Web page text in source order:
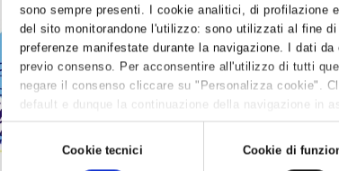
sono sempre presenti. I cookie analitici, di profilazione
del sito monitorandone l'utilizzo: sono utilizzati al fine
preferenze manifestate durante la navigazione. I dati
previo consenso. Per acconsentire all'utilizzo di tutti
negare il consenso cliccare su "Personalizza cookie".
default e dunque la continuazione della navigazione in
per avere maggiori informazioni, leggere laCookie
Selezione
del
Cookie tecnici Cookie di
martedì 30 apr 2013
A Faenza, martedì 7 maggio
e Tecnologie per l’Ambiente e
titolo: “Applicazioni della